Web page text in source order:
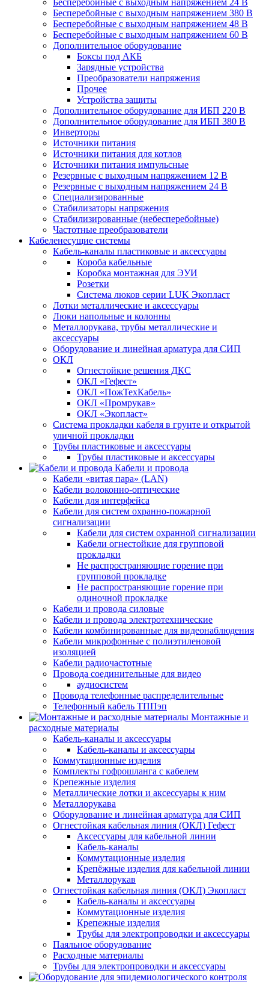
Бесперебойные с выходным напряжением 24 В
Бесперебойные с выходным напряжением 380 В
Бесперебойные с выходным напряжением 48 В
Бесперебойные с выходным напряжением 60 В
Дополнительное оборудование
Боксы под АКБ
Зарядные устройства
Преобразователи напряжения
Прочее
Устройства защиты
Дополнительное оборудование для ИБП 220 В
Дополнительное оборудование для ИБП 380 В
Инверторы
Источники питания
Источники питания для котлов
Источники питания импульсные
Резервные с выходным напряжением 12 В
Резервные с выходным напряжением 24 В
Специализированные
Стабилизаторы напряжения
Стабилизированные (небесперебойные)
Частотные преобразователи
Кабеленесущие системы
Кабель-каналы пластиковые и аксессуары
Короба кабельные
Коробка монтажная для ЭУИ
Розетки
Система люков серии LUK Экопласт
Лотки металлические и аксессуары
Люки напольные и колонны
Металлорукава, трубы металлические и
аксессуары
Оборудование и линейная арматура для СИП
ОКЛ
Огнестойкие решения ДКС
ОКЛ «Гефест»
ОКЛ «ПожТехКабель»
ОКЛ «Промрукав»
ОКЛ «Экопласт»
Система прокладки кабеля в грунте и открытой
уличной прокладки
Трубы пластиковые и аксессуары
Трубы пластиковые и аксессуары
Кабели и провода
Кабели «витая пара» (LAN)
Кабели волоконно-оптические
Кабели для интерфейса
Кабели для систем охранно-пожарной
сигнализации
Кабели для систем охранной сигнализации
Кабели огнестойкие для групповой
прокладки
Не распространяющие горение при
групповой прокладке
Не распространяющие горение при
одиночной прокладке
Кабели и провода силовые
Кабели и провода электротехнические
Кабели комбинированные для видеонаблюдения
Кабели микрофонные с полиэтиленовой
изоляцией
Кабели радиочастотные
Провода соединительные для видео
аудиосистем
Провода телефонные распределительные
Телефонный кабель ТППэп
Монтажные и
расходные материалы
Кабель-каналы и аксессуары
Кабель-каналы и аксессуары
Коммутационные изделия
Комплекты гофрошланга с кабелем
Крепежные изделия
Металлические лотки и аксессуары к ним
Металлорукава
Оборудование и линейная арматура для СИП
Огнестойкая кабельная линия (ОКЛ) Гефест
Аксессуары для кабельной линии
Кабель-каналы
Коммутационные изделия
Крепёжные изделия для кабельной линии
Металлорукав
Огнестойкая кабельная линия (ОКЛ) Экопласт
Кабель-каналы и аксессуары
Коммутационные изделия
Крепежные изделия
Трубы для электропроводки и аксессуары
Паяльное оборудование
Расходные материалы
Трубы для электропроводки и аксессуары